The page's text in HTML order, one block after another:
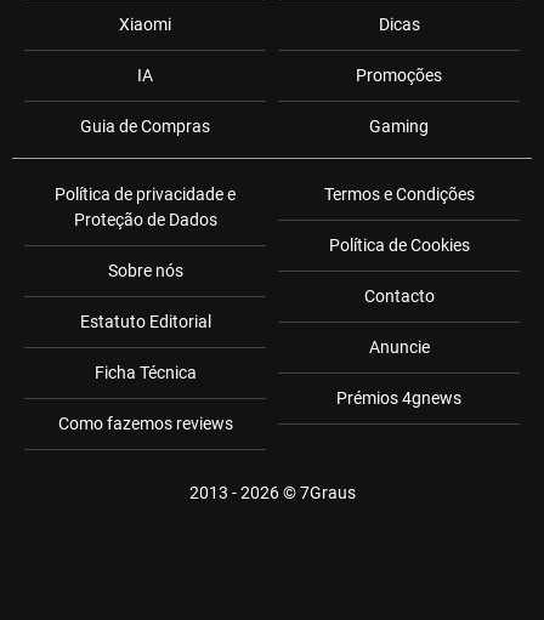
Xiaomi
IA
Guia de Compras
Dicas
Promoções
Gaming
Política de privacidade e
Proteção de Dados
Sobre nós
Estatuto Editorial
Ficha Técnica
Como fazemos reviews
Termos e Condições
Política de Cookies
Contacto
Anuncie
Prémios 4gnews
2013 - 2026 ©7Graus